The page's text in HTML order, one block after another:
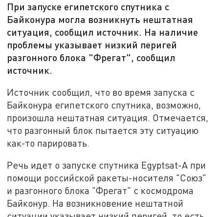
При запуске египетского спутника с
Байконура могла возникнуть нештатная
ситуация, сообщил источник. На наличие
проблемы указывает низкий перигей
разгонного блока "Фрегат", сообщил
источник.
Источник сообщил, что во время запуска с
Байконура египетского спутника, возможно,
произошла нештатная ситуация. Отмечается,
что разгонный блок пытается эту ситуацию
как-то парировать.
Речь идет о запуске спутника Egyptsat-A при
помощи российской ракеты-носителя "Союз"
и разгонного блока "Фрегат" с космодрома
Байконур. На возникновение нештатной